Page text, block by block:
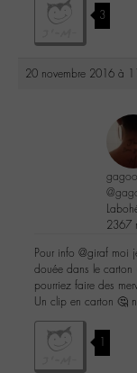
3
20 novembre 2016 à
2367
Pour info @giraf moi
douée dans le
pourriez faire des
Un clip en carton 🤔
1